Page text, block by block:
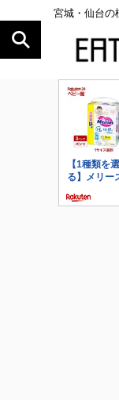
宮城・仙台の